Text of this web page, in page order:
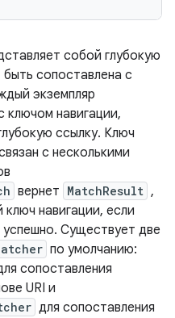
собой глубокую
сопоставлена ​​с
экземпляр
ключом навигации,
ссылку. Ключ
с несколькими
вернет MatchResult ,
навигации, если
Существует две
по умолчанию:
сопоставления
URI и
для сопоставления